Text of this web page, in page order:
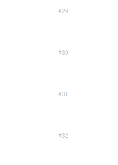
#29
#30
#31
#32